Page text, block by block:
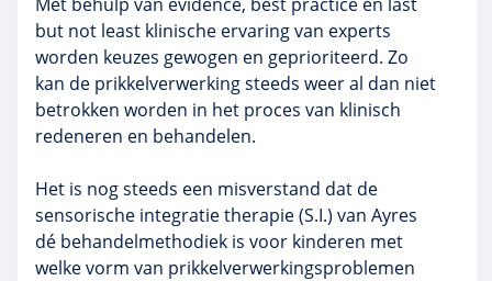
but not least klinische ervaring van experts
worden keuzes gewogen en geprioriteerd. Zo
kan de prikkelverwerking steeds weer al dan niet
betrokken worden in het proces van klinisch
redeneren en behandelen.
Het is nog steeds een misverstand dat de
sensorische integratie therapie (S.I.) van Ayres
dé behandelmethodiek is voor kinderen met
welke vorm van prikkelverwerkingsproblemen